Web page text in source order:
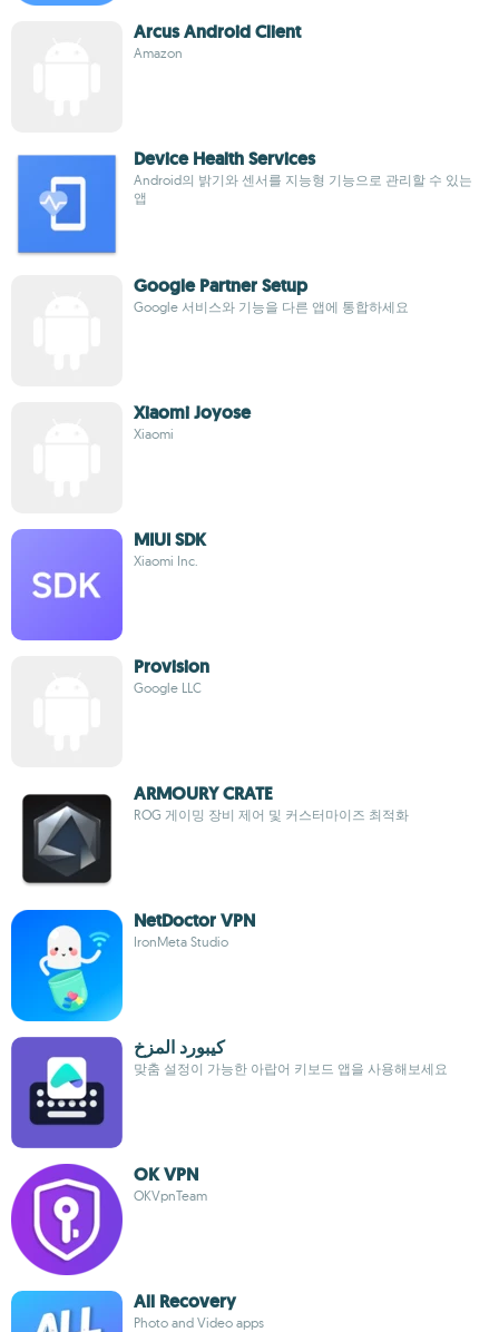
Arcus Android Client
Amazon
Device Health Services
Android의 밝기와 센서를 지능형 기능으로 관리할 수 있는
앱
Google Partner Setup
Google 서비스와 기능을 다른 앱에 통합하세요
Xiaomi Joyose
Xiaomi
MIUI SDK
Xiaomi Inc.
Provision
Google LLC
ARMOURY CRATE
ROG 게이밍 장비 제어 및 커스터마이즈 최적화
NetDoctor VPN
IronMeta Studio
كيبورد المزخ
맞춤 설정이 가능한 아랍어 키보드 앱을 사용해보세요
OK VPN
OKVpnTeam
All Recovery
Photo and Video apps